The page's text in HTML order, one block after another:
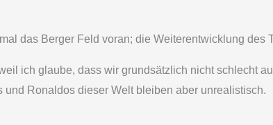
das Berger Feld voran; die Weiterentwicklung des
ich glaube, dass wir grundsätzlich nicht schlecht
Ronaldos dieser Welt bleiben aber unrealistisch.